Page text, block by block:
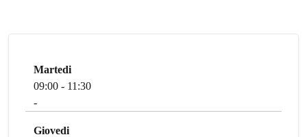
Martedi
09:00 - 11:30
-
Giovedi